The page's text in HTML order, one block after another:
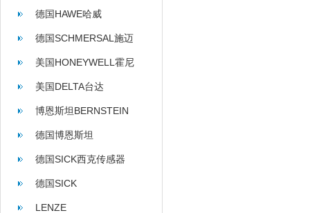
德国HAWE哈威
德国SCHMERSAL施迈
赛
美国HONEYWELL霍尼
韦尔
美国DELTA台达
博恩斯坦BERNSTEIN
德国博恩斯坦
BERNSTEIN
德国SICK西克传感器
德国SICK
LENZE